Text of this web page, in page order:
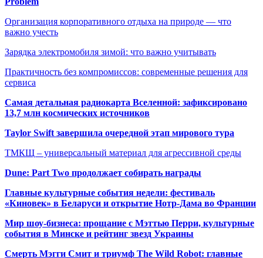
Организация корпоративного отдыха на природе — что
важно учесть
Зарядка электромобиля зимой: что важно учитывать
Практичность без компромиссов: современные решения для
сервиса
Самая детальная радиокарта Вселенной: зафиксировано
13,7 млн космических источников
Taylor Swift завершила очередной этап мирового тура
ТМКЩ – универсальный материал для агрессивной среды
Dune: Part Two продолжает собирать награды
Главные культурные события недели: фестиваль
«Киновек» в Беларуси и открытие Нотр-Дама во Франции
Мир шоу-бизнеса: прощание с Мэттью Перри, культурные
события в Минске и рейтинг звезд Украины
Смерть Мэгги Смит и триумф The Wild Robot: главные